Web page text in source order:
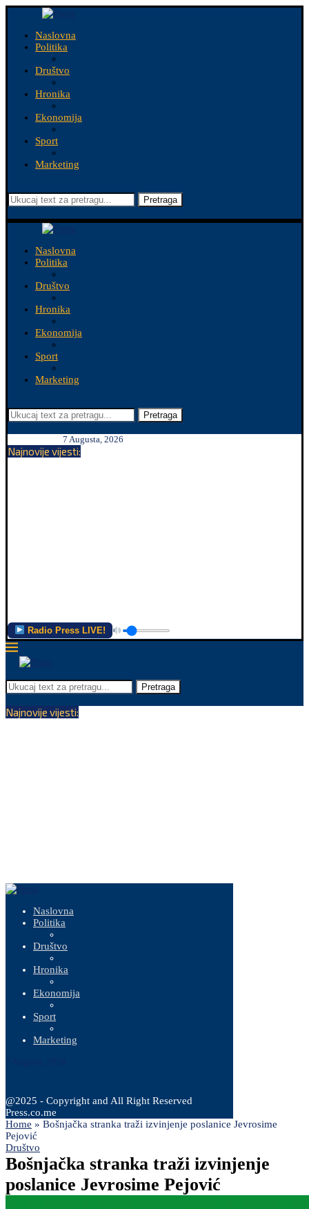
Naslovna
Politika
Društvo
Hronika
Ekonomija
Sport
Marketing
Pretraga
Naslovna
Politika
Društvo
Hronika
Ekonomija
Sport
Marketing
Pretraga
7 Augusta, 2026
Najnovije vijesti:
Radio Press LIVE!
Pretraga
Najnovije vijesti:
Naslovna
Politika
Društvo
Hronika
Ekonomija
Sport
Marketing
@2025 - Copyright and All Right Reserved
Press.co.me
Home » Bošnjačka stranka traži izvinjenje poslanice Jevrosime
Pejović
Društvo
Bošnjačka stranka traži izvinjenje
poslanice Jevrosime Pejović